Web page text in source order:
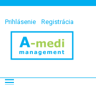
Prihlásenie Registrácia